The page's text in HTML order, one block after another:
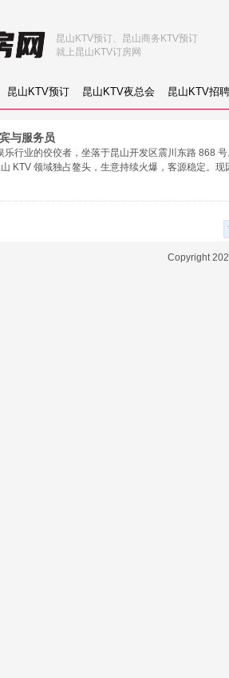
昆山KTV预订 昆山KTV夜总会 昆山KTV招聘
昆山KTV预订、昆山商务KTV预订
就上昆山KTV订房网
与服务员
乐行业的佼佼者，坐落于昆山开发区震川东路 868
KTV 领域独占鳌头，生意持续火爆，客源稳定。
Copyright